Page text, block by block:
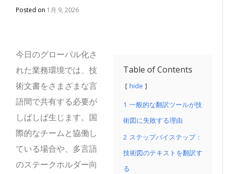
Posted on 1月 9, 2026
Table of Contents
hide
1 一般的な翻訳ツールが技
術図に失敗する理由
2 ステップバイステップ：
技術図のテキストを翻訳す
る
今日のグローバル化さ
れた業務環境では、技
術文書をさまざまな言
語間で共有する必要が
しばしば生じます。国
際的なチームと協働し
ている場合や、多言語
のステークホルダー向